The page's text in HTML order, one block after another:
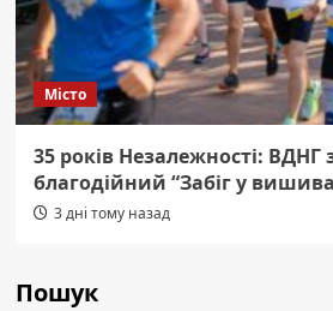
Місто
35 років Незалежності: ВДНГ
благодійний “Забіг у
3 дні тому назад
Пошук